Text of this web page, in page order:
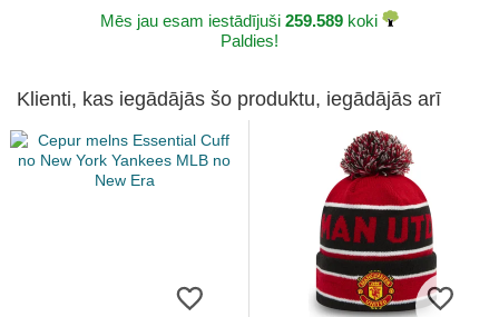
Mēs jau esam iestādījuši 259.589 koki
Paldies!
Klienti, kas iegādājās šo produktu, iegādājās arī